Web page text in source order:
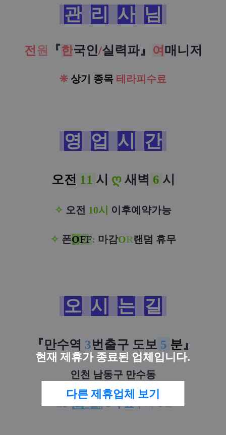
현재 제휴가 종료된 업체입니다.
다른 제휴업체 보기
관 리 사 님
전원 『한국인/실력파』 여 매니저
❊ 상기 종목 테라피수료
영 업 시 간
오전 11 시 ღ새벽 6 시
✧ 오전 10시 이후예약가능
✧ 폰OFF: 마감OR랜덤 휴무
오 시 는 길
『만수역 3번출구 도보 5 분』
인천 남동구 만수동
ᦸ❥ 건물내 ๑ 무료주차 ❥ᦸ